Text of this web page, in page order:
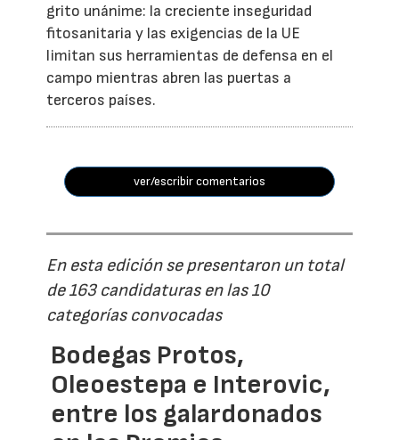
grito unánime: la creciente inseguridad
fitosanitaria y las exigencias de la UE
limitan sus herramientas de defensa en el
campo mientras abren las puertas a
terceros países.
ver/escribir comentarios
En esta edición se presentaron un total
de 163 candidaturas en las 10
categorías convocadas
Bodegas Protos,
Oleoestepa e Interovic,
entre los galardonados